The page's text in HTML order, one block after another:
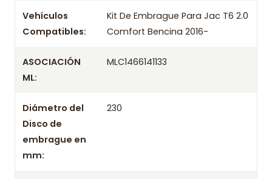
tienda previo correo de confirmación.
Vehículos
Compatibles:
Kit De Embrague Para Jac T6 2.0
Comfort Bencina 2016-
ASOCIACIÓN
ML:
MLC1466141133
Diámetro del
Disco de
embrague en
mm:
230